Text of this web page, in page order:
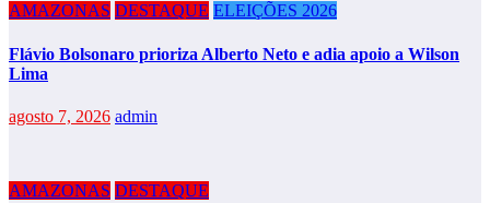
AMAZONAS DESTAQUE ELEIÇÕES 2026
Flávio Bolsonaro prioriza Alberto Neto e adia apoio a Wilson
Lima
agosto 7, 2026 admin
AMAZONAS DESTAQUE